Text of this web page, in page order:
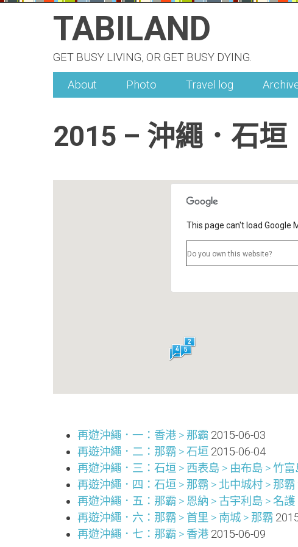
TABILAND
GET BUSY LIVING, OR GET BUSY DYING.
About Photo Travel log
2015 – 沖繩．石垣
This page can't load Google
Do you own this website?
再遊沖繩．一：香港 > 那霸 2015-06-03
再遊沖繩．二：那霸 > 石垣 2015-06-04
再遊沖繩．三：石垣 > 西表島 > 由布島 > 竹富
再遊沖繩．四：石垣 > 那霸 > 北中城村 > 那霸
再遊沖繩．五：那霸 > 恩納 > 古宇利島 > 名護
再遊沖繩．六：那霸 > 首里 > 南城 > 那霸
再遊沖繩．七：那霸 > 香港 2015-06-09